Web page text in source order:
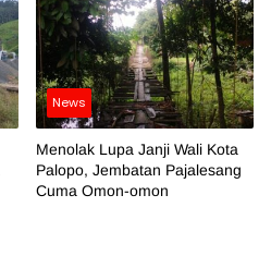
News
Menolak Lupa Janji Wali Kota
Palopo, Jembatan Pajalesang
Cuma Omon-omon